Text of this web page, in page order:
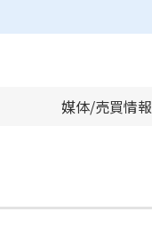
媒体/売買情報